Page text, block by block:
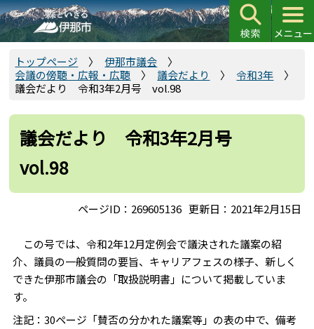
こ
の
ペ
先
トップページ
伊那市議会
会議の傍聴・広報・広聴
議会だより
令和3年
議会だより 令和3年2月号 vol.98
議会だより 令和3年2月号
vol.98
ページID：269605136 更新日：2021年2月15日
この号では、令和2年12月定例会で議決された議案の紹
介、議員の一般質問の要旨、キャリアフェスの様子、新しく
できた伊那市議会の「取扱説明書」について掲載していま
す。
注記：30ページ「賛否の分かれた議案等」の表の中で、備考